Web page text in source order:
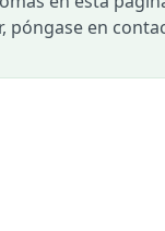
póngase en